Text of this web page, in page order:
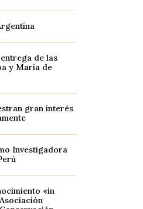
de las
y María de
gran interés
Investigadora
«in